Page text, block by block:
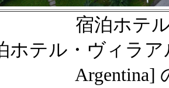
宿泊ホテ
ホテル・ヴィラ
Argentina]